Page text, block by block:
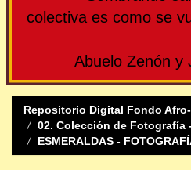
colectiva es como se
Abuelo Zenón y
Repositorio Digital Fondo
02. Colección de Fotografía
ESMERALDAS -